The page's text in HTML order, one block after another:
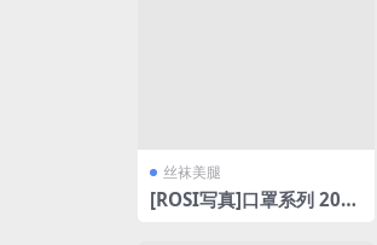
丝袜美腿
[ROSI写真]口罩系列 202